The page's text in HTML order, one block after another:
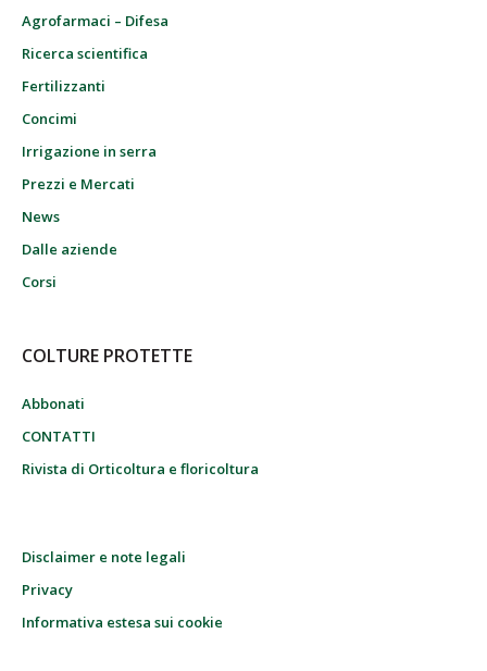
Agrofarmaci – Difesa
Ricerca scientifica
Fertilizzanti
Concimi
Irrigazione in serra
Prezzi e Mercati
News
Dalle aziende
Corsi
COLTURE PROTETTE
Abbonati
CONTATTI
Rivista di Orticoltura e floricoltura
Disclaimer e note legali
Privacy
Informativa estesa sui cookie